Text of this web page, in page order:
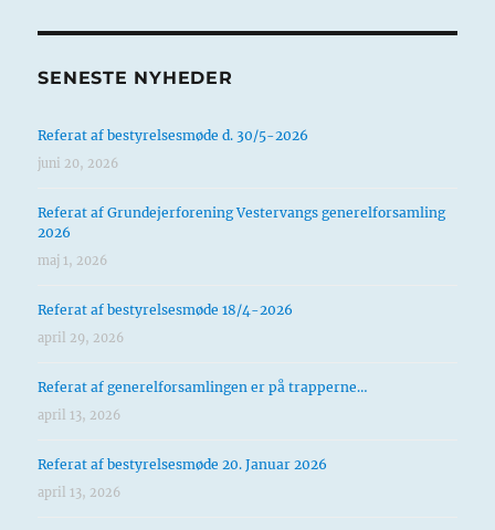
SENESTE NYHEDER
Referat af bestyrelsesmøde d. 30/5-2026
juni 20, 2026
Referat af Grundejerforening Vestervangs generelforsamling
2026
maj 1, 2026
Referat af bestyrelsesmøde 18/4-2026
april 29, 2026
Referat af generelforsamlingen er på trapperne…
april 13, 2026
Referat af bestyrelsesmøde 20. Januar 2026
april 13, 2026